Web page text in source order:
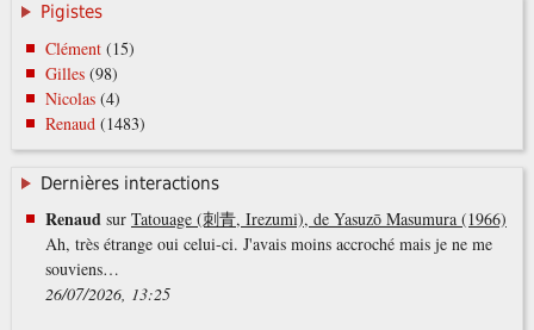
Pigistes
Clément(15)
Gilles(98)
Nicolas(4)
Renaud(1483)
Dernières interactions
Renaudsur Tatouage (刺青, Irezumi), de Yasuzō Masumura (1966)
Ah, très étrange oui celui-ci. J'avais moins accroché mais je ne me
souviens…
26/07/2026, 13:25